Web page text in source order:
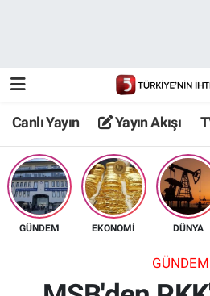
Canlı Yayın Yayın Akışı
GÜNDEM EKONOMİ DÜNYA
GÜNDEM
TV 5 Ekranı ve Arşiv